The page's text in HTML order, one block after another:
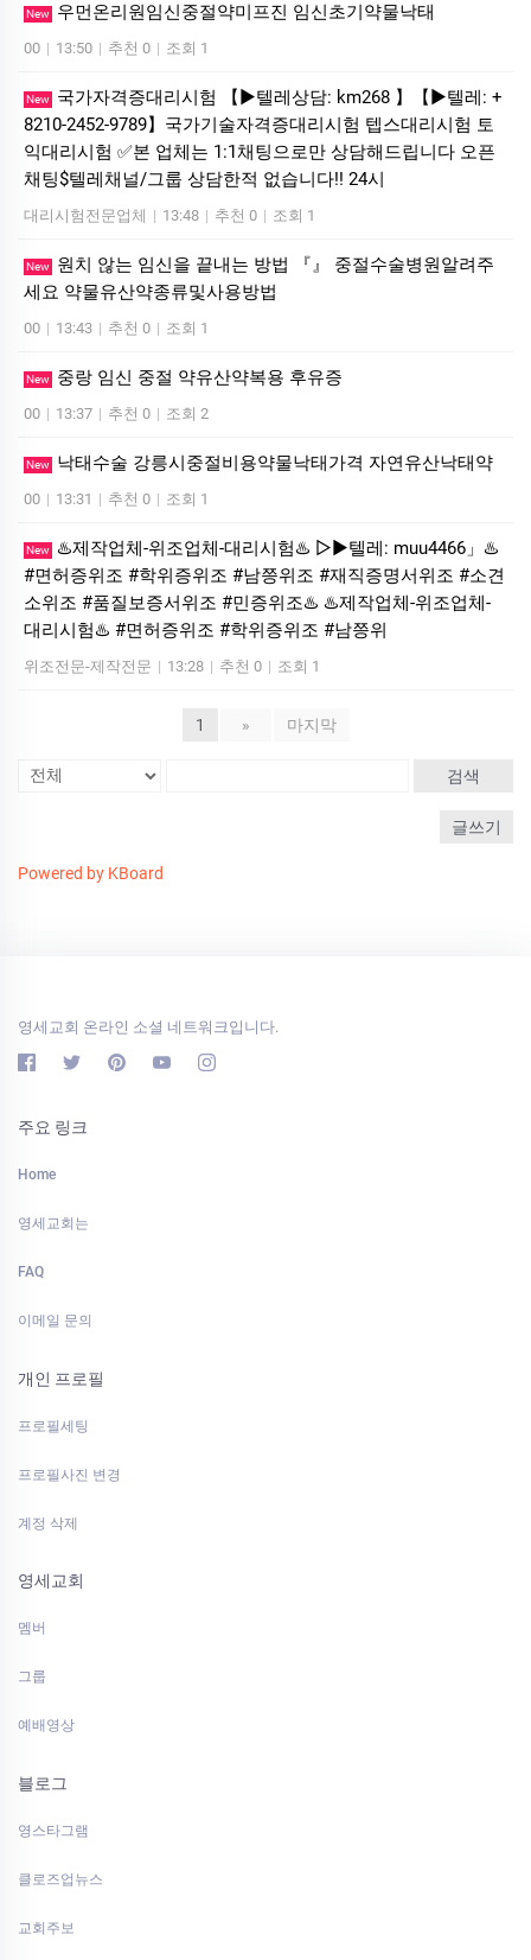
New 우먼온리원임신중절약미프진 임신초기약물낙­태
00 | 13:50 | 추천 0 | 조회 1
New
국가자격증대리시험 【▶텔레상담: km268 】【▶텔레: +
8210-2452-9789】국가기술자격증대리시험 텝스대리시험 토
익대리시험 ✅본 업체는 1:1채팅으로만 상담해드립니다 오픈
채팅$텔레채널/그룹 상담한적 없습니다!! 24시
대리시험전문업체 | 13:48 | 추천 0 | 조회 1
New
원치 않는 임신을 끝내는 방법 『』 중절수술병원알려주
세요 약물유산약종류및사용방법
00 | 13:43 | 추천 0 | 조회 1
New 중랑 임신 중절 약유산약복용 후유증
00 | 13:37 | 추천 0 | 조회 2
New 낙태수술 강릉시중절비용약물낙태가격 자연유산낙­태약
00 | 13:31 | 추천 0 | 조회 1
New
♨️제작업체-위조업체-대리시험♨️ ▷▶텔레: muu4466」♨️
#면허증위조 #학위증위조 #남쯩위조 #재직증명서위조 #소견
소위조 #품질보증서위조 #민증위조♨️ ♨️제작업체-위조업체-
대리시험♨️ #면허증위조 #학위증위조 #남쯩위
위조전문-제작전문 | 13:28 | 추천 0 | 조회 1
1 » 마지막
검색
글쓰기
Powered by KBoard
영세교회 온라인 소셜 네트워크입니다.
주요 링크
Home
영세교회는
FAQ
이메일 문의
개인 프로필
프로필세팅
프로필사진 변경
계정 삭제
영세교회
멤버
그룹
예배영상
블로그
영스타그램
클로즈업뉴스
교회주보